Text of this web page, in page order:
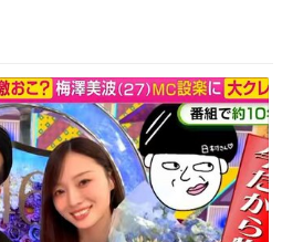
#70年代 #80年代 #昭和レト